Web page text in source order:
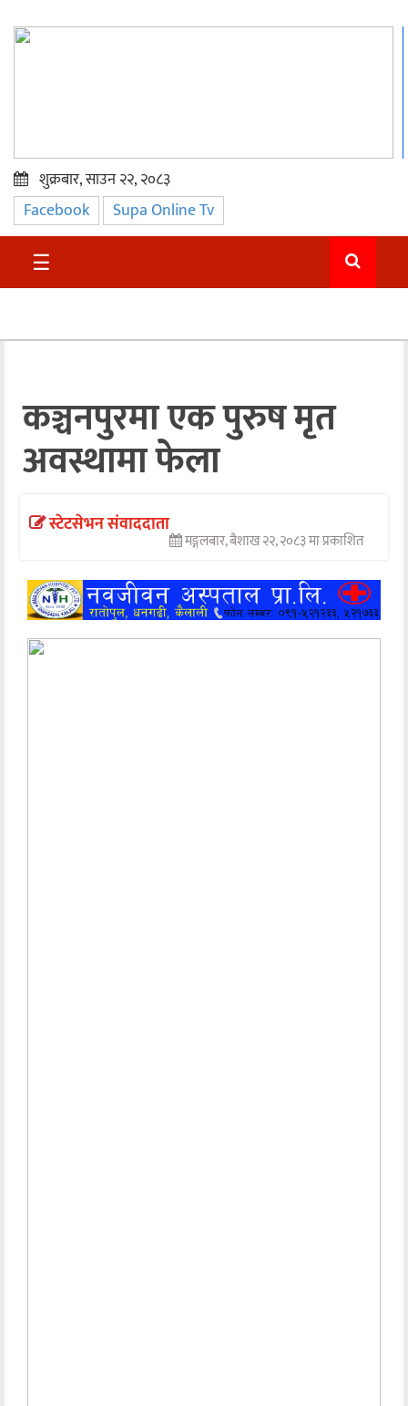
प्रमुख
समाचार
सुदुर
अन्तराष्ट्रिय
अन्तर्वार्ता
अर्थ
खेलकुद
अन्य
शुक्रबार, साउन २२, २०८३
Facebook Supa Online Tv
☰
कञ्चनपुरमा एक पुरुष मृत
अवस्थामा फेला
स्टेटसेभन संवाददाता
मङ्गलबार, बैशाख २२, २०८३ मा प्रकाशित